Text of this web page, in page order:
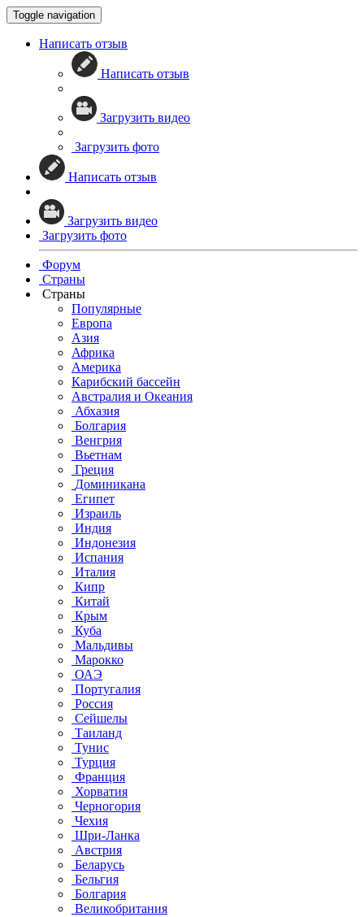
Toggle navigation
Написать отзыв
Написать отзыв
Загрузить видео
Загрузить фото
Написать отзыв
Загрузить видео
Загрузить фото
Форум
Страны
Страны
Популярные
Европа
Азия
Африка
Америка
Карибский бассейн
Австралия и Океания
Абхазия
Болгария
Венгрия
Вьетнам
Греция
Доминикана
Египет
Израиль
Индия
Индонезия
Испания
Италия
Кипр
Китай
Крым
Куба
Мальдивы
Марокко
ОАЭ
Португалия
Россия
Сейшелы
Таиланд
Тунис
Турция
Франция
Хорватия
Черногория
Чехия
Шри-Ланка
Австрия
Беларусь
Бельгия
Болгария
Великобритания